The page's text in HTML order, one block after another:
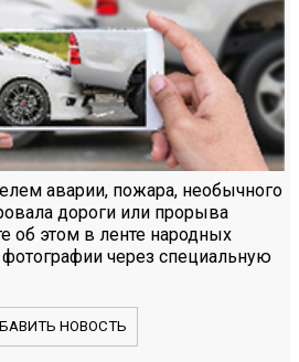
аварии, пожара, необычного
дороги или прорыва
об этом в ленте народных
фотографии через специальную
НОВОСТЬ